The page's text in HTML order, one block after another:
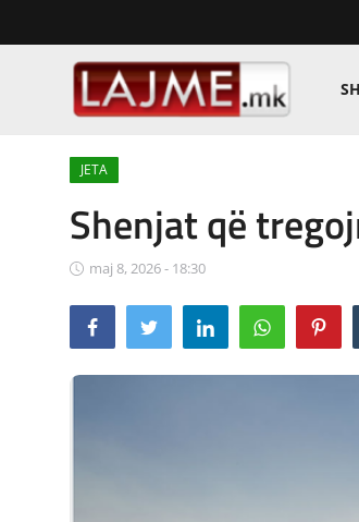
LAJME MAQEDONI
SHQIPERI
KOSOVA
LAJME NGA BOTA
SHOWBIZ
JETA
Shenjat që
maj 8, 2026 - 18:30